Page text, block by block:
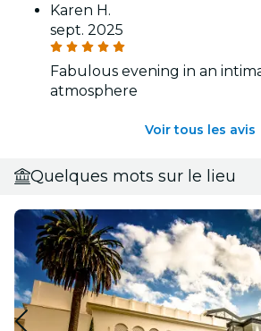
Karen H.
sept. 2025
Fabulous evening in an
atmosphere
Voir tous les avis
Quelques mots sur le lieu